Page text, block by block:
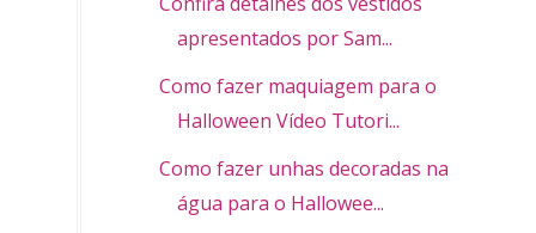
apresentados por Sam...
Como fazer maquiagem para o
Halloween Vídeo Tutori...
Como fazer unhas decoradas na
água para o Hallowee...